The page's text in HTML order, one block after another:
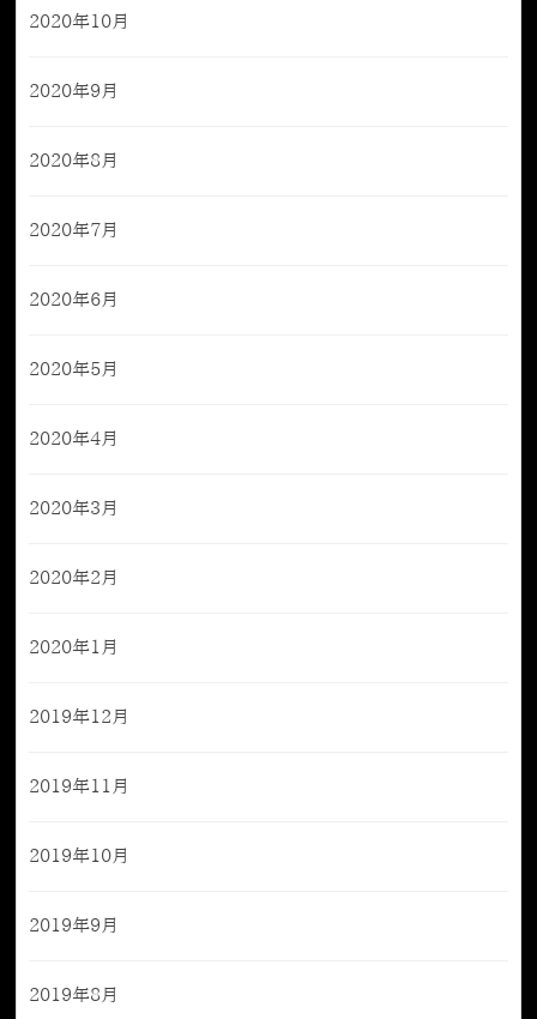
2020年10月
2020年9月
2020年8月
2020年7月
2020年6月
2020年5月
2020年4月
2020年3月
2020年2月
2020年1月
2019年12月
2019年11月
2019年10月
2019年9月
2019年8月